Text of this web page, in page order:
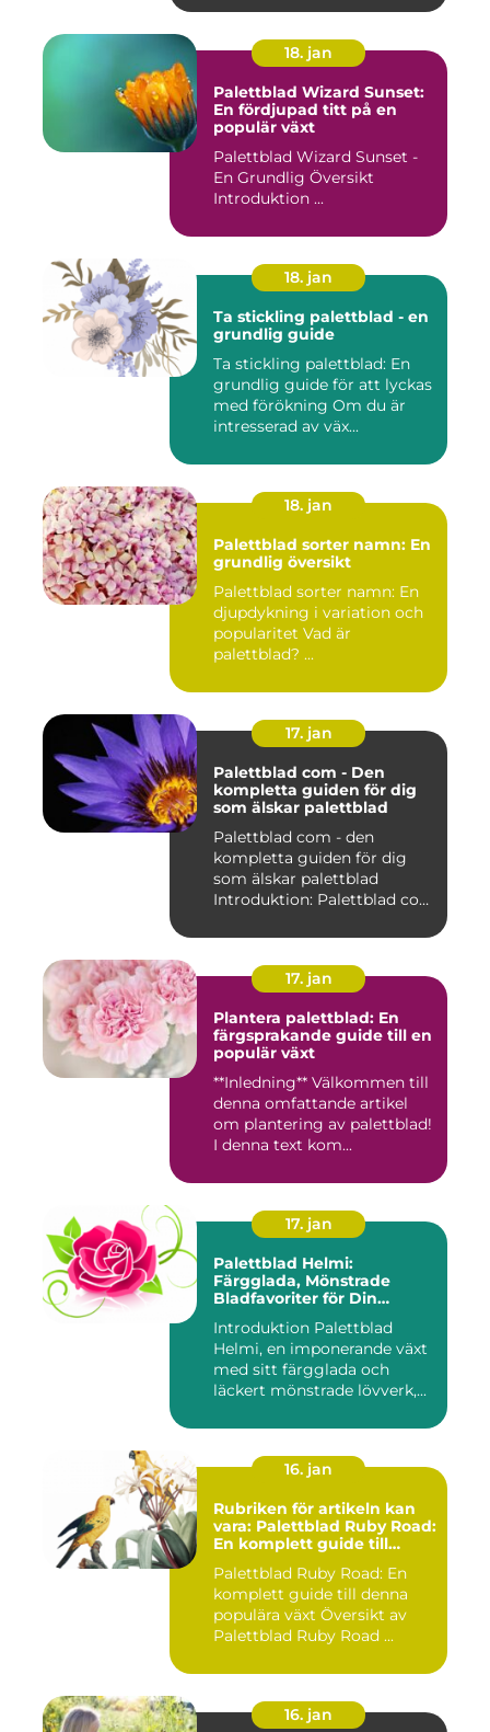
18. jan
Palettblad Wizard Sunset:
En fördjupad titt på en
populär växt
Palettblad Wizard Sunset -
En Grundlig Översikt
Introduktion ...
18. jan
Ta stickling palettblad - en
grundlig guide
Ta stickling palettblad: En
grundlig guide för att lyckas
med förökning Om du är
intresserad av väx...
18. jan
Palettblad sorter namn: En
grundlig översikt
Palettblad sorter namn: En
djupdykning i variation och
popularitet Vad är
palettblad? ...
17. jan
Palettblad com - Den
kompletta guiden för dig
som älskar palettblad
Palettblad com - den
kompletta guiden för dig
som älskar palettblad
Introduktion: Palettblad com
17. jan
Plantera palettblad: En
färgsprakande guide till en
populär växt
**Inledning** Välkommen till
denna omfattande artikel
om plantering av palettblad!
I denna text kom...
17. jan
Palettblad Helmi:
Färgglada, Mönstrade
Bladfavoriter för Din
Introduktion Palettblad
Helmi, en imponerande växt
med sitt färgglada och
läckert mönstrade lövverk,...
16. jan
Rubriken för artikeln kan
vara: Palettblad Ruby Road:
En komplett guide till
Palettblad Ruby Road: En
komplett guide till denna
populära växt Översikt av
Palettblad Ruby Road ...
16. jan